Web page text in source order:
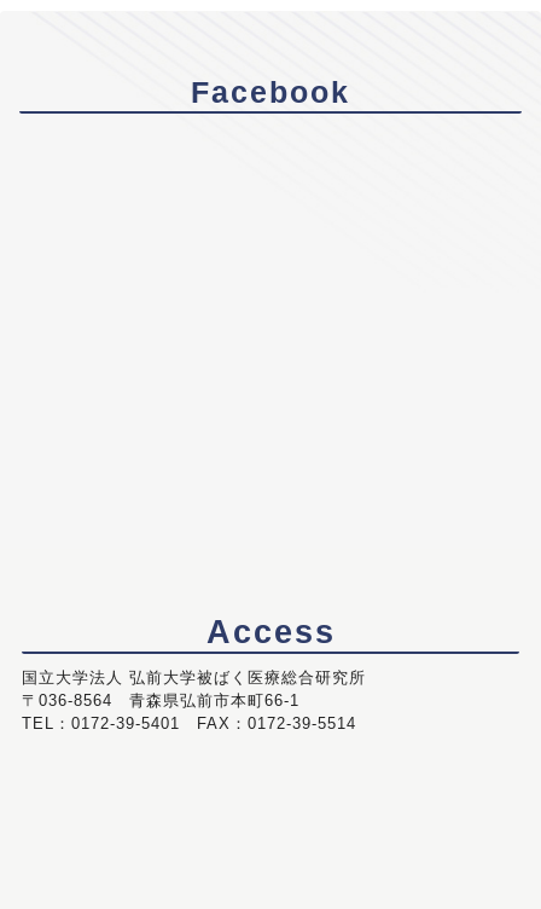
Facebook
Access
国立大学法人 弘前大学被ばく医療総合研究所
〒036-8564 青森県弘前市本町66-1
TEL：0172-39-5401 FAX：0172-39-5514